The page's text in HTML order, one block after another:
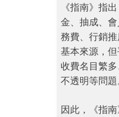
《指南》指
金、抽成、
務費、行銷
基本來源，
收費名目繁
不透明等問題
因此，《指